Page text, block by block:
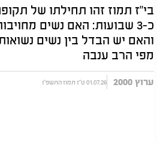
בי"ז תמוז זהו תחילתו של
כ-3 שבועות: האם נשים
והאם יש הבדל בין נשים
מפי הרב ענבה
ערוץ 2000 01.07.26 ט"ז תמוז התשפ"ו